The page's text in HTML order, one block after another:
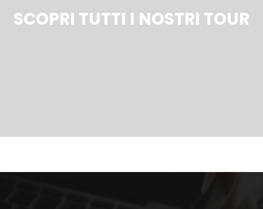
SCOPRI TUTTI I NOSTRI TOUR